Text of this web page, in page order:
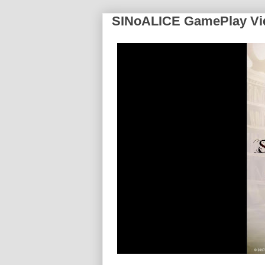
SINoALICE GamePlay